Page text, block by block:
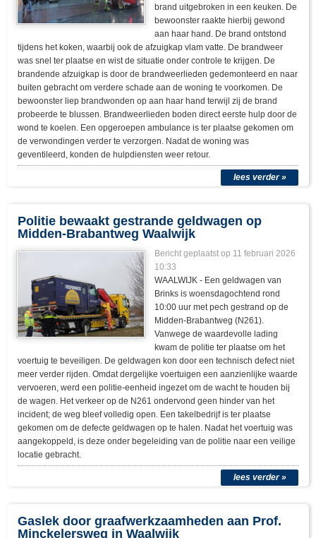
brand uitgebroken in een keuken. De
bewoonster raakte hierbij gewond
aan haar hand. De brand ontstond
tijdens het koken, waarbij ook de afzuigkap vlam vatte. De brandweer
was snel ter plaatse en wist de situatie onder controle te krijgen. De
brandende afzuigkap is door de brandweerlieden gedemonteerd en naar
buiten gebracht om verdere schade aan de woning te voorkomen. De
bewoonster liep brandwonden op aan haar hand terwijl zij de brand
probeerde te blussen. Brandweerlieden boden direct eerste hulp door de
wond te koelen. Een opgeroepen ambulance is ter plaatse gekomen om
de verwondingen verder te verzorgen. Nadat de woning was
geventileerd, konden de hulpdiensten weer retour.
lees verder »
Politie bewaakt gestrande geldwagen op
Midden-Brabantweg Waalwijk
Bericht geplaatst op 11 februari 2026
10:33
WAALWIJK - Een geldwagen van
Brinks is woensdagochtend rond
10:00 uur met pech gestrand op de
Midden-Brabantweg (N261).
Vanwege de waardevolle lading
kwam de politie ter plaatse om het
voertuig te beveiligen. De geldwagen kon door een technisch defect niet
meer verder rijden. Omdat dergelijke voertuigen een aanzienlijke waarde
vervoeren, werd een politie-eenheid ingezet om de wacht te houden bij
de wagen. Het verkeer op de N261 ondervond geen hinder van het
incident; de weg bleef volledig open. Een takelbedrijf is ter plaatse
gekomen om de defecte geldwagen op te halen. Nadat het voertuig was
aangekoppeld, is deze onder begeleiding van de politie naar een veilige
locatie gebracht.
lees verder »
Gaslek door graafwerkzaamheden aan Prof.
Minckelersweg in Waalwijk